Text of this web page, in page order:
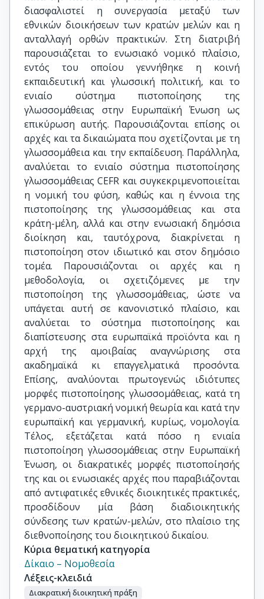
διασφαλιστεί η συνεργασία μεταξύ των
εθνικών διοικήσεων των κρατών μελών και η
ανταλλαγή ορθών πρακτικών. Στη διατριβή
παρουσιάζεται το ενωσιακό νομικό πλαίσιο,
εντός του οποίου γεννήθηκε η κοινή
εκπαιδευτική και γλωσσική πολιτική, και το
ενιαίο σύστημα πιστοποίησης της
γλωσσομάθειας στην Ευρωπαϊκή Ένωση ως
επικύρωση αυτής. Παρουσιάζονται επίσης οι
αρχές και τα δικαιώματα που σχετίζονται με τη
γλωσσομάθεια και την εκπαίδευση. Παράλληλα,
αναλύεται το ενιαίο σύστημα πιστοποίησης
γλωσσομάθειας CEFR και συγκεκριμενοποιείται
η νομική του φύση, καθώς και η έννοια της
πιστοποίησης της γλωσσομάθειας και στα
κράτη-μέλη, αλλά και στην ενωσιακή δημόσια
διοίκηση και, ταυτόχρονα, διακρίνεται η
πιστοποίηση στον ιδιωτικό και στον δημόσιο
τομέα. Παρουσιάζονται οι αρχές και η
μεθοδολογία, οι σχετιζόμενες με την
πιστοποίηση της γλωσσομάθειας, ώστε να
υπάγεται αυτή σε κανονιστικό πλαίσιο, και
αναλύεται το σύστημα πιστοποίησης και
διαπίστευσης στα ευρωπαϊκά προϊόντα και η
αρχή της αμοιβαίας αναγνώρισης στα
ακαδημαϊκά κι επαγγελματικά προσόντα.
Επίσης, αναλύονται πρωτογενώς ιδιότυπες
μορφές πιστοποίησης γλωσσομάθειας, κατά τη
γερμανο-αυστριακή νομική θεωρία και κατά την
ευρωπαϊκή και γερμανική, κυρίως, νομολογία.
Τέλος, εξετάζεται κατά πόσο η ενιαία
πιστοποίηση γλωσσομάθειας στην Ευρωπαϊκή
Ένωση, οι διακρατικές μορφές πιστοποίησής
της και οι ενωσιακές αρχές που παραβιάζονται
από αντιφατικές εθνικές διοικητικές πρακτικές,
προσδίδουν μία βάση διαδιοικητικής
σύνδεσης των κρατών-μελών, στο πλαίσιο της
διεθνοποίησης του διοικητικού δικαίου.
Κύρια θεματική κατηγορία
Δίκαιο – Νομοθεσία
Λέξεις-κλειδιά
Διακρατική διοικητική πράξη